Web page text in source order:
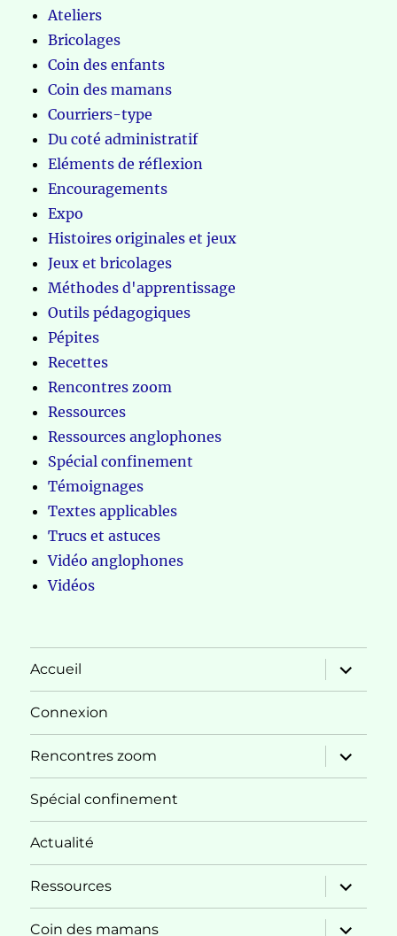
Ateliers
Bricolages
Coin des enfants
Coin des mamans
Courriers-type
Du coté administratif
Eléments de réflexion
Encouragements
Expo
Histoires originales et jeux
Jeux et bricolages
Méthodes d'apprentissage
Outils pédagogiques
Pépites
Recettes
Rencontres zoom
Ressources
Ressources anglophones
Spécial confinement
Témoignages
Textes applicables
Trucs et astuces
Vidéo anglophones
Vidéos
Accueil
ouvrir
le
sous-
Connexion
Rencontres zoom
ouvrir
le
sous-
Spécial confinement
Actualité
Ressources
ouvrir
le
sous-
menu
Coin des mamans
ouvrir